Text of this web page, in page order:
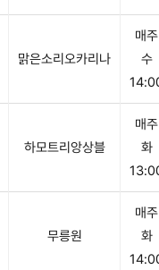
맑은소리오카리나
매주
수
하모트리앙상블
매주
화
무릉원
매주
화